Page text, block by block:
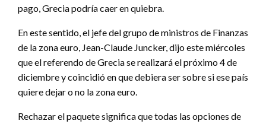
pago, Grecia podría caer en quiebra.
En este sentido, el jefe del grupo de ministros de Finanzas
de la zona euro, Jean-Claude Juncker, dijo este miércoles
que el referendo de Grecia se realizará el próximo 4 de
diciembre y coincidió en que debiera ser sobre si ese país
quiere dejar o no la zona euro.
Rechazar el paquete significa que todas las opciones de